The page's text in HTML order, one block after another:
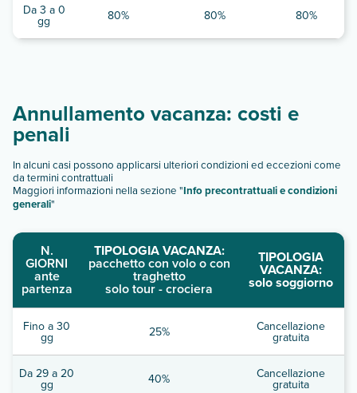
Da 3 a 0
gg 80% 80% 80%
Annullamento vacanza: costi e
penali
In alcuni casi possono applicarsi ulteriori condizioni ed eccezioni come
da termini contrattuali
Maggiori informazioni nella sezione "Info precontrattuali e condizioni
generali"
N.
GIORNI
ante
partenza
TIPOLOGIA VACANZA:
pacchetto con volo o con
traghetto
solo tour - crociera
TIPOLOGIA
VACANZA:
solo soggiorno
Fino a 30
gg 25% Cancellazione
gratuita
Da 29 a 20
gg 40% Cancellazione
gratuita